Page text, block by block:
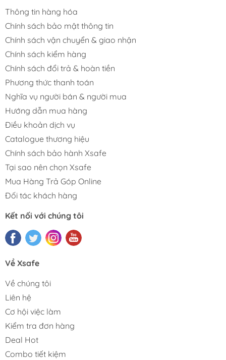
Thông tin hàng hóa
Chính sách bảo mật thông tin
Chính sách vận chuyển & giao nhận
Chính sách kiểm hàng
Chính sách đổi trả & hoàn tiền
Phương thức thanh toán
Nghĩa vụ người bán & người mua
Hướng dẫn mua hàng
Điều khoản dịch vụ
Catalogue thương hiệu
Chính sách bảo hành Xsafe
Tại sao nên chọn Xsafe
Mua Hàng Trả Góp Online
Đối tác khách hàng
Kết nối với chúng tôi
Về Xsafe
Về chúng tôi
Liên hệ
Cơ hội việc làm
Kiểm tra đơn hàng
Deal Hot
Combo tiết kiệm